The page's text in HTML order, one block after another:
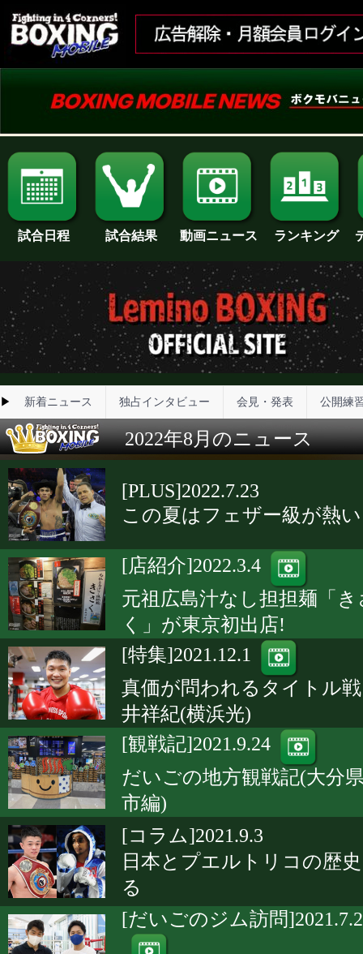
試合日程 試合結果 動画ニュース ランキング
▶ 新着ニュース 独占インタビュー 会見・発表 公開練
2022年8月のニュース
[PLUS]2022.7.23
この夏はフェザー級が熱
[店紹介]2022.3.4
元祖広島汁なし担担麺「き
く」が東京初出店!
[特集]2021.12.1
真価が問われるタイトル
井祥紀(横浜光)
[観戦記]2021.9.24
だいごの地方観戦記(大分
市編)
[コラム]2021.9.3
日本とプエルトリコの歴
る
[だいごのジム訪問